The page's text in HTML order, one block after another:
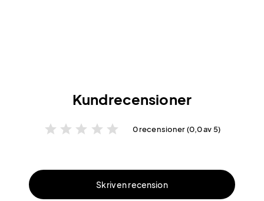
Kundrecensioner
star star star star star 0 recensioner (0,0 av 5)
Skriv en recension